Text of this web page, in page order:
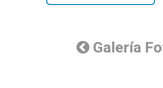
Galería